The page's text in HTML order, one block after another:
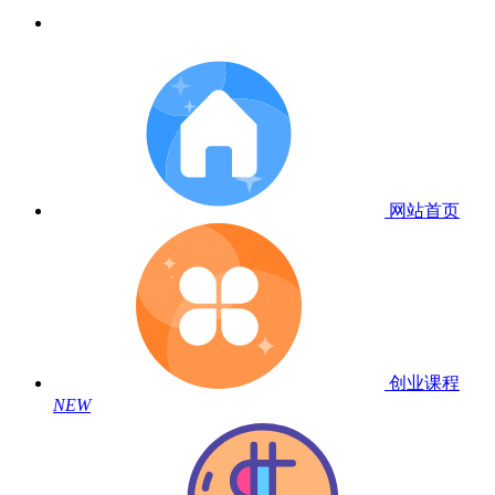
网站首页
创业课程
NEW